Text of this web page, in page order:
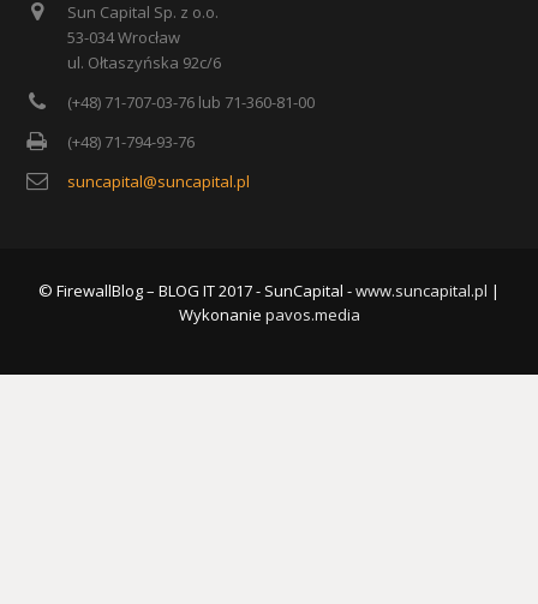
Sun Capital Sp. z o.o.
53-034 Wrocław
ul. Ołtaszyńska 92c/6
(+48) 71-707-03-76 lub 71-360-81-00
(+48) 71-794-93-76
suncapital@suncapital.pl
© FirewallBlog – BLOG IT 2017 - SunCapital -www.suncapital.pl |
Wykonanie pavos.media